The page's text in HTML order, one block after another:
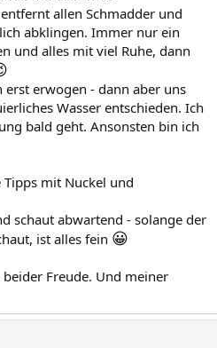
allen Schmadder und
abklingen. Immer nur ein
und alles mit viel Ruhe, dann
erwogen - dann aber uns
Wasser entschieden. Ich
bald geht. Ansonsten bin ich
mit Nuckel und
schaut abwartend - solange der
ist alles fein 😀
Freude. Und meiner